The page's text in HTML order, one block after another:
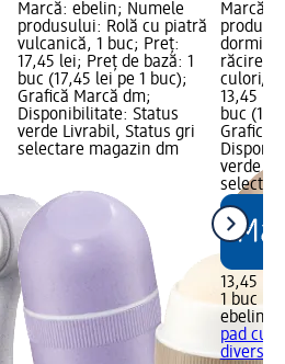
Marcă: ebelin; Numele
produsului: Rolă cu piatră
vulcanică, 1 buc; Preț:
17,45 lei; Preț de bază: 1
buc (17,45 lei pe 1 buc);
Grafică Marcă dm;
Disponibilitate: Status
verde Livrabil, Status gri
selectare magazin dm
Marcă:
dormit
răcire,
culori/
13,45
buc
Grafică
verde
13,45 lei
1 buc
ebelin
pad cu